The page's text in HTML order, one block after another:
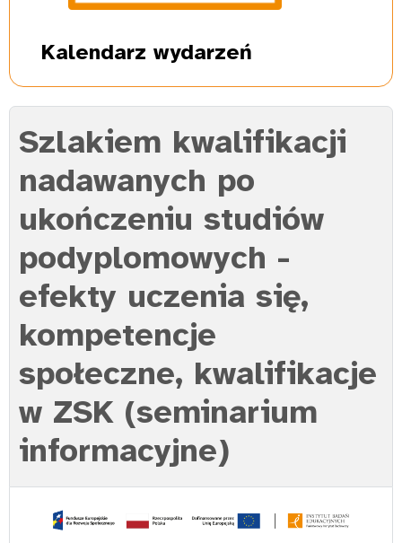
Kalendarz wydarzeń
Szlakiem kwalifikacji
nadawanych po
ukończeniu studiów
podyplomowych -
efekty uczenia się,
kompetencje
społeczne, kwalifikacje
w ZSK (seminarium
informacyjne)